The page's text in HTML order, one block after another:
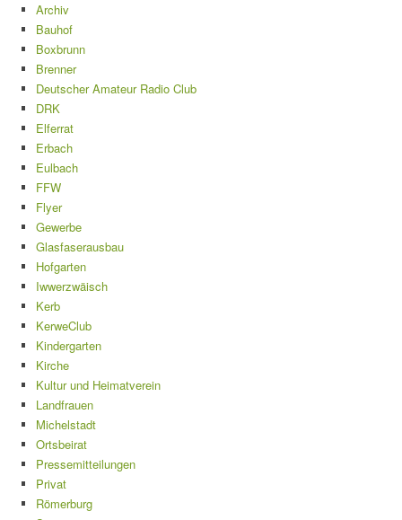
Archiv
Bauhof
Boxbrunn
Brenner
Deutscher Amateur Radio Club
DRK
Elferrat
Erbach
Eulbach
FFW
Flyer
Gewerbe
Glasfaserausbau
Hofgarten
Iwwerzwäisch
Kerb
KerweClub
Kindergarten
Kirche
Kultur und Heimatverein
Landfrauen
Michelstadt
Ortsbeirat
Pressemitteilungen
Privat
Römerburg